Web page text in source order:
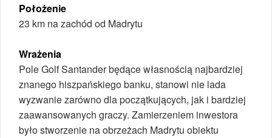
Położenie
23 km na zachód od Madrytu
Wrażenia
Pole Golf Santander będące własnością najbardziej
znanego hiszpańskiego banku, stanowi nie lada
wyzwanie zarówno dla początkujących, jak i bardziej
zaawansowanych graczy. Zamierzeniem inwestora
było stworzenie na obrzeżach Madrytu obiektu